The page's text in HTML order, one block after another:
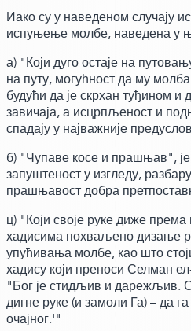
Иако су у наведеном случају
испуњење молбе,наведена у
а) "Који дуго остаје на
на путу, могућност да му
будући да је скрхан туђином и
завичаја, а исцрпљеност и
спадају у најважније
б) "Чупаве косе и прашњав",
запуштеност у изгледу,
прашњавост добра
ц) "Који своје руке диже према
хадисима похваљено дизање
упућивања молбе, као што
хадису који преноси Селман
"Бог је стидљив и дарежљив.
дигне руке(и замоли Га)– да
очајног.'"